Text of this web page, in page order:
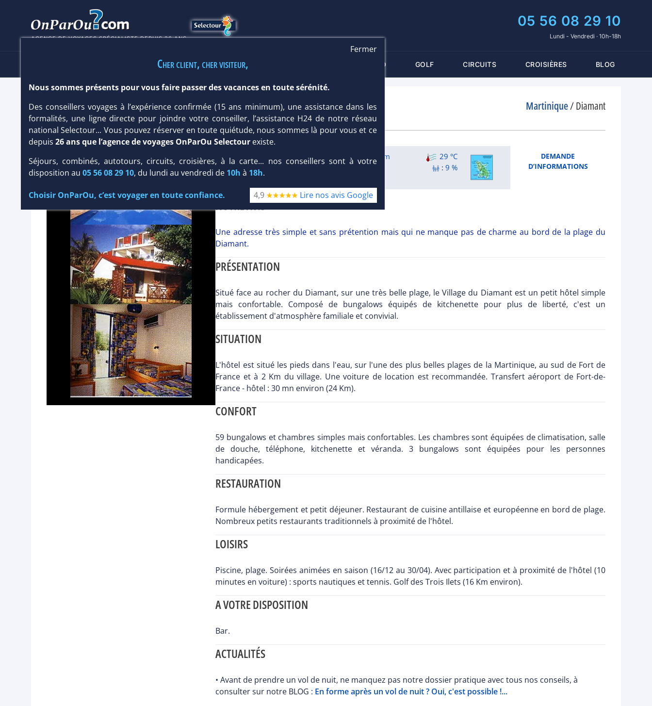
AGENCE DE VOYAGES SPÉCIALISTE DEPUIS 26 ANS
05 56 08 29 10
Lundi - Vendredi · 10h-18h
SÉJOURS MULTI-CRITÈRES THALASSO GOLF CIRCUITS CROISIÈRES BLOG
HÔTEL VILLAGE DU DIAMANT 2* Martinique/Diamant
Hôtel Charme
DEMANDE
D’INFORMATIONS
Infos météo : 236 mm
29 °C
Équipement :
59 : 4 % :9 %
Infos golfs :
NOTRE AVIS
Une adresse très simple et sans prétention mais qui ne manque pas de charme au bord de la plage du
Diamant.
PRÉSENTATION
Situé face au rocher du Diamant, sur une très belle plage, le Village du Diamant est un petit hôtel simple
mais confortable. Composé de bungalows équipés de kitchenette pour plus de liberté, c'est un
établissement d'atmosphère familiale et convivial.
SITUATION
L'hôtel est situé les pieds dans l'eau, sur l'une des plus belles plages de la Martinique, au sud de Fort de
France et à 2 Km du village. Une voiture de location est recommandée. Transfert aéroport de Fort-de-
France - hôtel : 30 mn environ (24 Km).
CONFORT
59 bungalows et chambres simples mais confortables. Les chambres sont équipées de climatisation, salle
de douche, téléphone, kitchenette et véranda. 3 bungalows sont équipées pour les personnes
handicapées.
RESTAURATION
Formule hébergement et petit déjeuner. Restaurant de cuisine antillaise et européenne en bord de plage.
Nombreux petits restaurants traditionnels à proximité de l'hôtel.
LOISIRS
Piscine, plage. Soirées animées en saison (16/12 au 30/04). Avec participation et à proximité de l'hôtel (10
minutes en voiture) : sports nautiques et tennis. Golf des Trois Ilets (16 Km environ).
A VOTRE DISPOSITION
Bar.
ACTUALITÉS
• Avant de prendre un vol de nuit, ne manquez pas notre dossier pratique avec tous nos conseils, à
consulter sur notre BLOG : En forme après un vol de nuit ? Oui, c'est possible !...
Fermer
Cher client, cher visiteur,
Nous sommes présents pour vous faire passer des vacances en toute sérénité.
Des conseillers voyages à l’expérience confirmée (15 ans minimum), une assistance dans les
formalités, une ligne directe pour joindre votre conseiller, l’assistance H24 de notre réseau
national Selectour... Vous pouvez réserver en toute quiétude, nous sommes là pour vous et ce
depuis 26 ans que l’agence de voyages OnParOu Selectourexiste.
Séjours, combinés, autotours, circuits, croisières, à la carte... nos conseillers sont à votre
disposition au 05 56 08 29 10, du lundi au vendredi de 10h à 18h.
Choisir OnParOu, c’est voyager en toute confiance. 4,9 Lire nos avis Google